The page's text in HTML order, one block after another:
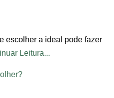
escolher a ideal pode fazer
Leitura...